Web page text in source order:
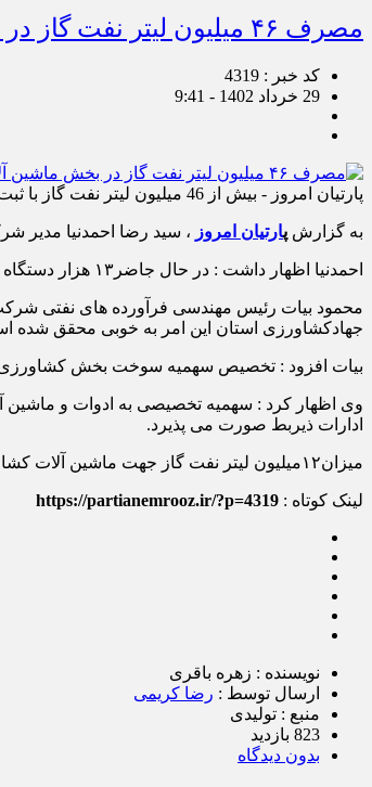
مصرف ۴۶ میلیون لیتر نفت گاز در بخش ماشین آلات کشاورزی خراسان شمالی
کد خبر : 4319
29 خرداد 1402 - 9:41
پارتیان امروز - بیش از 46 میلیون لیتر نفت گاز با ثبت تعداد49 هزار و‌۶۷۰ درخواست درسامانه سدف در بخش کشاورزی این استان درسال1401 توزیع شده است.
به گزارش پارتیان امروز ، سید رضا احمدنیا مدیر شرکت نفت خراسان شمالی گفت:
احمدنیا اظهار داشت : در حال جاضر۱۳ هزار دستگاه تراکتور ،تیلرو کمباین در سطح استان وجود دارد که سهمیه نفت گاز این تعداد ماشین آلات کشاورزی تامین می شود.
محمود بیات رئیس مهندسی فرآورده های نفتی
جهادکشاورزی استان این امر به خوبی محقق شده
بیات افزود : تخصیص سهمیه سوخت بخش
وی اظهار کرد : سهمیه تخصیصی به ادوات و
ادارات ذیربط صورت می پذیرد.
میزان۱۲میلیون لیتر نفت گاز جهت ماشین آلات کشاورزی خراسان شمالی در فصل بهار پیش بینی گردیده است.
لینک کوتاه : https://partianemrooz.ir/?p=4319
نویسنده : زهره باقری
ارسال توسط : رضا کریمی
منبع : تولیدی
823 بازدید
بدون دیدگاه